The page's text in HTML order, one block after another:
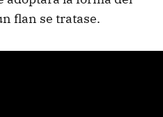
flan se tratase.